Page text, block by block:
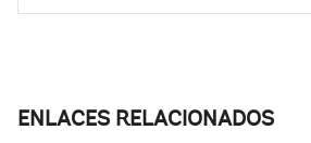
ENLACES RELACIONADOS